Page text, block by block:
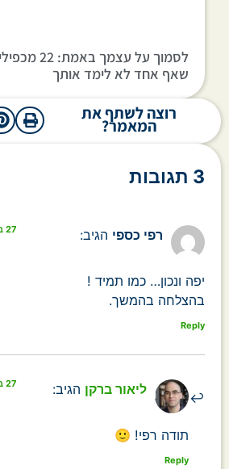
לסמוך על
שאף אחד לא לימד אותך
רוצה לשתף את
המאמר?
3 תגובות
רפי כספי הגיב: 27 בנובמבר 2016 בשעה 15:48
יפה ונכון… כמו תמיד !
בהצלחה בהמשך.
Reply
ליאור ברקן הגיב: 27 בנובמבר 2016 בשעה 15:55
תודה רפי! 🙂
Reply